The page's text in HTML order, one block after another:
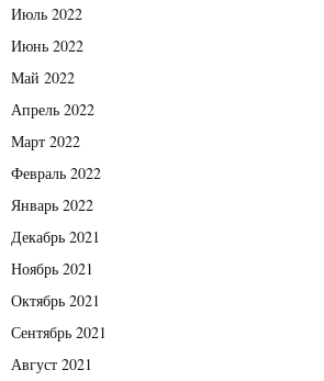
Июль 2022
Июнь 2022
Май 2022
Апрель 2022
Март 2022
Февраль 2022
Январь 2022
Декабрь 2021
Ноябрь 2021
Октябрь 2021
Сентябрь 2021
Август 2021